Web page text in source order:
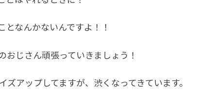
なんかないんですよ！！
じさん頑張っていきましょう！
アップしてますが、渋くなってきています。